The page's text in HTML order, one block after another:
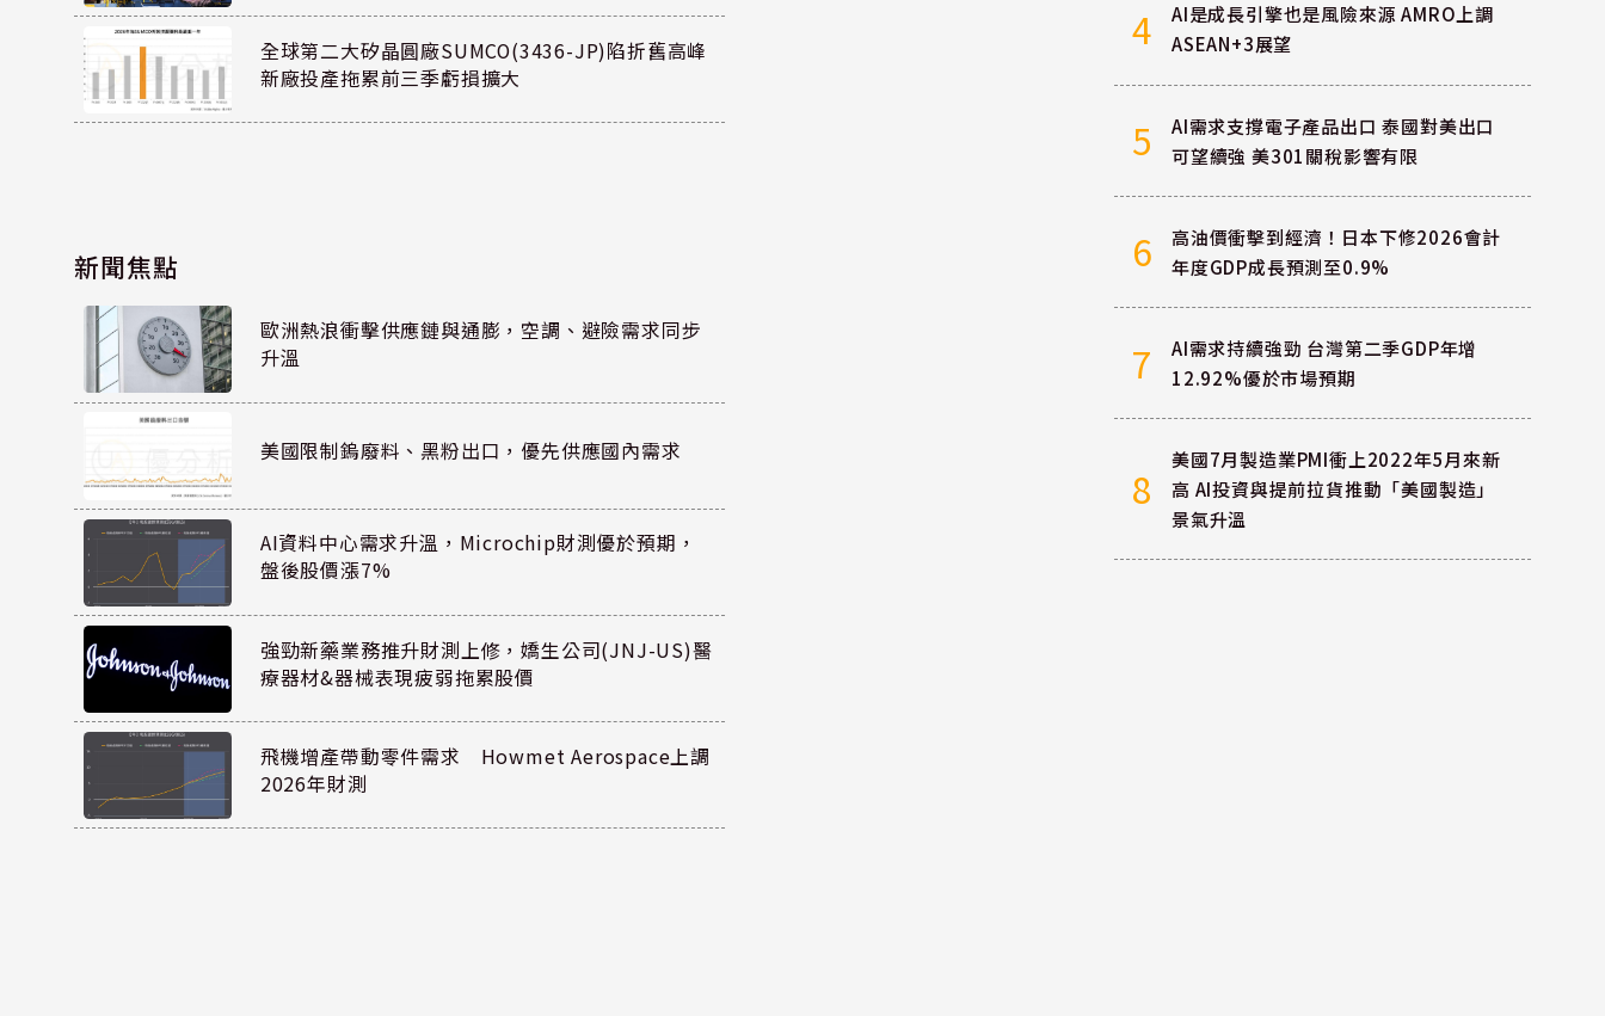
全球第二大矽晶圓廠SUMCO(3436-JP)陷折舊高峰
新廠投產拖累前三季虧損擴大
新聞焦點
歐洲熱浪衝擊供應鏈與通膨，空調、避險需求同步
升溫
美國限制鎢廢料、黑粉出口，優先供應國內需求
AI資料中心需求升溫，Microchip財測優於預期，
盤後股價漲7%
強勁新藥業務推升財測上修，嬌生公司(JNJ-US)醫
療器材&器械表現疲弱拖累股價
飛機增產帶動零件需求 Howmet Aerospace上調
2026年財測
4
AI是成長引擎也是風險來源 AMRO上調
ASEAN+3展望
5
AI需求支撐電子產品出口 泰國對美出口
可望續強 美301關稅影響有限
6
高油價衝擊到經濟！日本下修2026會計
年度GDP成長預測至0.9%
7
AI需求持續強勁 台灣第二季GDP年增
12.92%優於市場預期
8
美國7月製造業PMI衝上2022年5月來新
高 AI投資與提前拉貨推動「美國製造」
景氣升溫